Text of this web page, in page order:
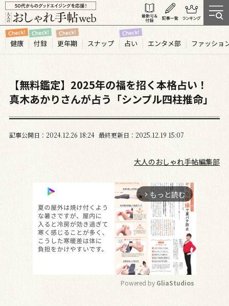
健康 付録 更年期 スナップ 占い エンタメ部 ファッショ
【無料鑑定】2025年の福を招く本格占い！
真木あかりさんが占う「シンプル四柱推命」
記事公開日 2024.12 26 18:24 最終更新日 2025.12.19 15:07
大人のおしゃれ手帖編集部
arrow_forward_ios もっと読む
Powered by GliaStudios